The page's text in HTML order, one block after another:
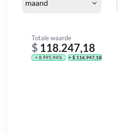
Totale waarde
$ 118.247,18
+ 8.995,94% + $ 116.947,18